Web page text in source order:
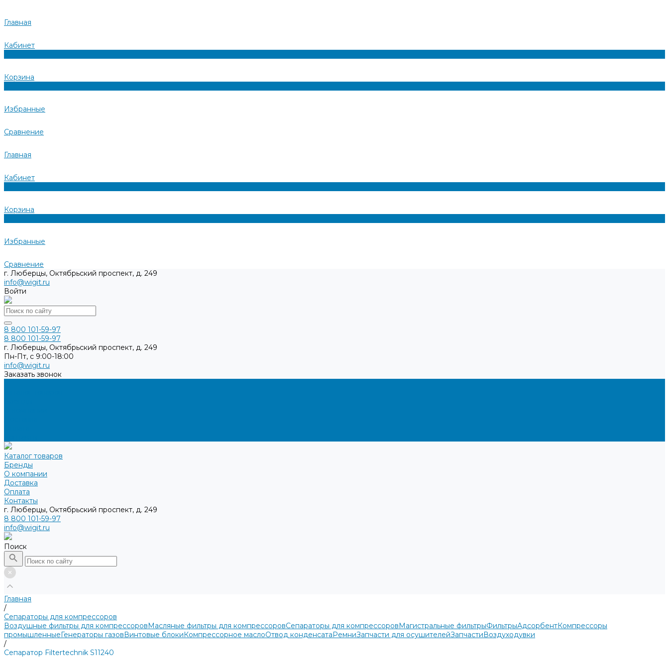
Главная
Кабинет
Корзина
Избранные
Сравнение
Главная
Кабинет
Корзина
Избранные
Сравнение
г. Люберцы, Октябрьский проспект, д. 249
info@wigit.ru
Войти
8 800 101-59-97
8 800 101-59-97
г. Люберцы, Октябрьский проспект, д. 249
Пн-Пт, с 9:00-18:00
info@wigit.ru
Заказать звонок
Каталог товаров
Бренды
О компании
Доставка
Оплата
Контакты
г. Люберцы, Октябрьский проспект, д. 249
8 800 101-59-97
info@wigit.ru
Поиск
Главная
/
Сепараторы для компрессоров
Воздушные фильтры для компрессоровМасляные фильтры для компрессоровСепараторы для компрессоровМагистральные фильтрыФильтрыАдсорбентКомпрессоры
промышленныеГенераторы газовВинтовые блокиКомпрессорное маслоОтвод конденсатаРемниЗапчасти для осушителейЗапчастиВоздуходувки
/
Сепаратор Filtertechnik S11240